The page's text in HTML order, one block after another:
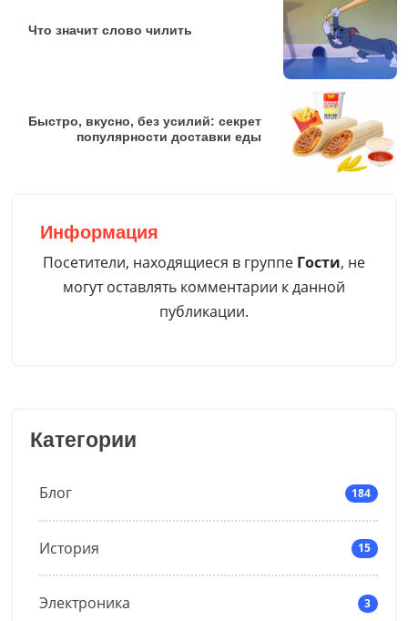
Категории
Блог 184
История 15
Электроника 3
Что значит слово чилить
Быстро, вкусно, без усилий: секрет
популярности доставки еды
Информация
Посетители, находящиеся в группе Гости, не
могут оставлять комментарии к данной
публикации.